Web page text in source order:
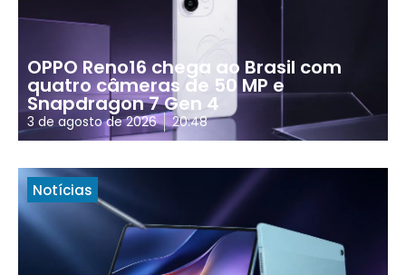
OPPO Reno16 chega ao Brasil com
quatro câmeras de 50 MP e
Snapdragon 7 Gen 4
3 de agosto de 2026 20:48
Notícias